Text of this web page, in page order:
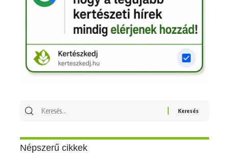
Keresés
Népszerű cikkek